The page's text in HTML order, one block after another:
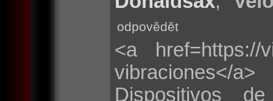
odpovědět
<a href=https://
vibraciones</a>
Dispositivos